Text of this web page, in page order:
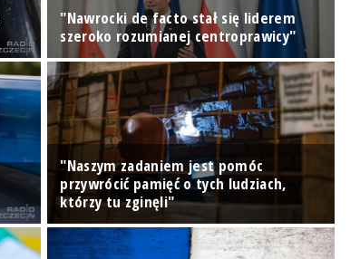
"Nawrocki de facto stał się liderem
szeroko rozumianej centroprawicy"
"Naszym zadaniem jest pomóc
przywrócić pamięć o tych ludziach,
którzy tu zginęli"